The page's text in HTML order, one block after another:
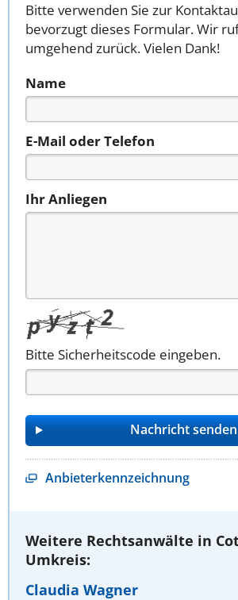
Bitte verwenden Sie zur
bevorzugt dieses Formular. Wir
umgehend zurück. Vielen Dank!
Name
E-Mail oder Telefon
Ihr Anliegen
Bitte Sicherheitscode eingeben.
Anbieterkennzeichnung
Weitere Rechtsanwälte in
Umkreis:
Claudia Wagner